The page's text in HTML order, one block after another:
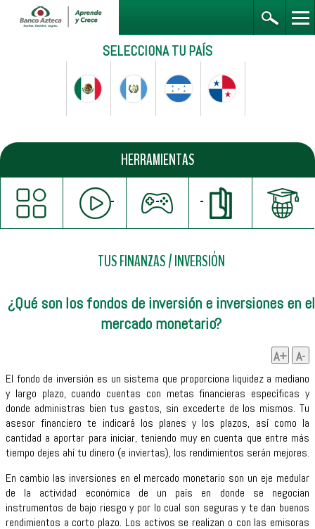
SELECCIONA TU PAÍS
HERRAMIENTAS
TUS FINANZAS/INVERSIÓN
¿Qué son los fondos de inversión e inversiones en el
mercado monetario?
A+ A-
El fondo de inversión es un sistema que proporciona liquidez a mediano
y largo plazo, cuando cuentas con metas financieras específicas y
donde administras bien tus gastos, sin excederte de los mismos. Tu
asesor financiero te indicará los planes y los plazos, así como la
cantidad a aportar para iniciar, teniendo muy en cuenta que entre más
tiempo dejes ahí tu dinero (e inviertas), los rendimientos serán mejores.
En cambio las inversiones en el mercado monetario son un eje medular
de la actividad económica de un país en donde se negocian
instrumentos de bajo riesgo y por lo cual son seguras y te dan buenos
rendimientos a corto plazo. Los activos se realizan o con las emisoras